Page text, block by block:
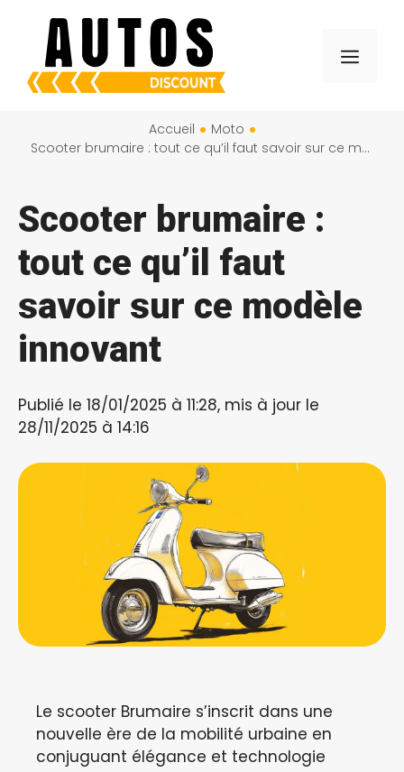
contenu
Menu
Accueil
Moto
Scooter brumaire : tout ce qu’il faut savoir sur ce modèle innovant
Scooter brumaire :
tout ce qu’il faut
savoir sur ce modèle
innovant
Publié le 18/01/2025 à 11:28, mis à jour le
28/11/2025 à 14:16
Le scooter Brumaire s’inscrit dans une
nouvelle ère de la mobilité urbaine en
conjuguant élégance et technologie